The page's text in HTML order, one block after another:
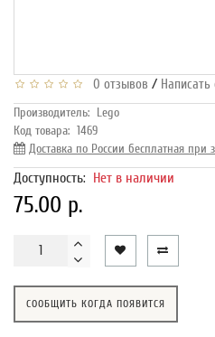
0 отзывов / Написать
Производитель: Lego
Код товара: 1469
Доставка по России бесплатная при
Доступность: Нет в наличии
75.00 р.
СООБЩИТЬ КОГДА ПОЯВИТСЯ